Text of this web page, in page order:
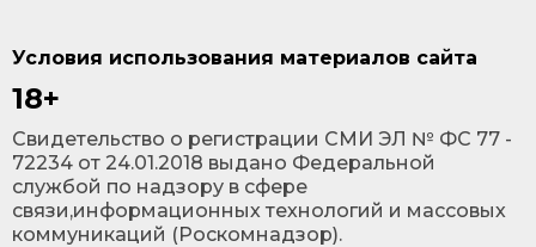
Условия использования материалов сайта
18+
Cвидетельство о регистрации СМИ ЭЛ № ФС 77 -
72234 от 24.01.2018 выдано Федеральной
службой по надзору в сфере
связи,информационных технологий и массовых
коммуникаций (Роскомнадзор).